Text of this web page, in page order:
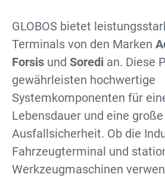
GLOBOS bietet
Terminals von den Marken
Forsis und Soredi an. Diese
gewährleisten hochwertige
Systemkomponenten für
Lebensdauer und eine große
Ausfallsicherheit. Ob die
Fahrzeugterminal und
Werkzeugmaschinen